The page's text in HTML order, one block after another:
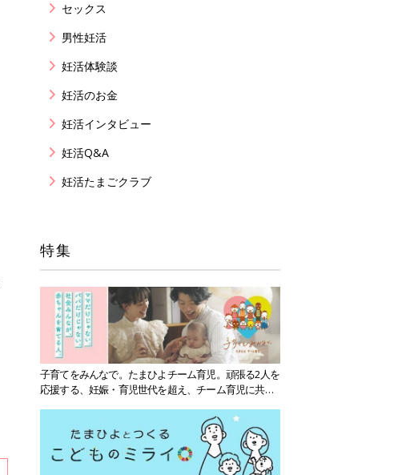
セックス
男性妊活
妊活体験談
妊活のお金
妊活インタビュー
妊活Q&A
妊活たまごクラブ
特集
子育てをみんなで。たまひよチーム育児。頑張る2人を
応援する、妊娠・育児世代を超え、チーム育児に共感